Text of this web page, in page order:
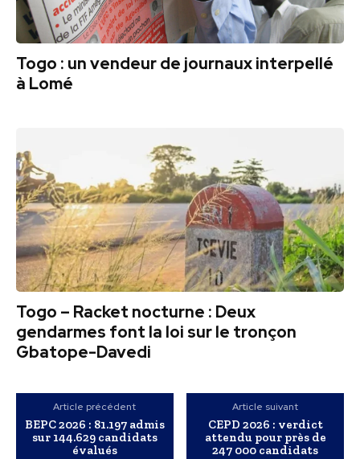
Togo : un vendeur de journaux interpellé
à Lomé
Togo – Racket nocturne : Deux
gendarmes font la loi sur le tronçon
Gbatope-Davedi
Article précédent
BEPC 2026 : 81.197 admis
sur 144.629 candidats
évalués
Article suivant
CEPD 2026 : verdict
attendu pour près de
247 000 candidats